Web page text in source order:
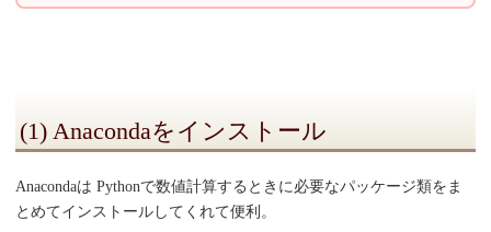
(1) Anacondaをインストール
Anacondaは Pythonで数値計算するときに必要なパッケージ類をま
とめてインストールしてくれて便利。